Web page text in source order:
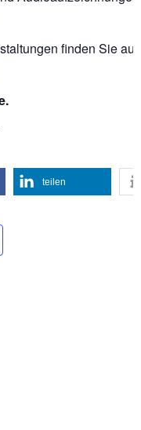
finden Sie
teilen